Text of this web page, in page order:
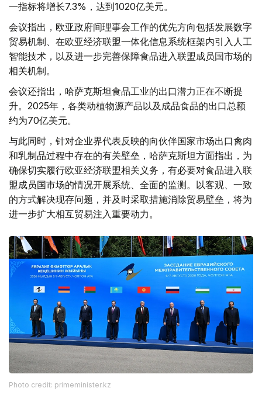
一指标将增长7.3%，达到1020亿美元。
会议指出，欧亚政府间理事会工作的优先方向包括发展数字
贸易机制、在欧亚经济联盟一体化信息系统框架内引入人工
智能技术，以及进一步完善保障食品进入联盟成员国市场的
相关机制。
会议还指出，哈萨克斯坦食品工业的出口潜力正在不断提
升。2025年，各类动植物源产品以及成品食品的出口总额
约为70亿美元。
与此同时，针对企业界代表反映的向伙伴国家市场出口禽肉
和乳制品过程中存在的有关壁垒，哈萨克斯坦方面指出，为
确保切实履行欧亚经济联盟相关义务，有必要对食品进入联
盟成员国市场的情况开展系统、全面的监测。以客观、一致
的方式解决现存问题，并及时采取措施消除贸易壁垒，将为
进一步扩大相互贸易注入重要动力。
Photo credit: primeminister.kz